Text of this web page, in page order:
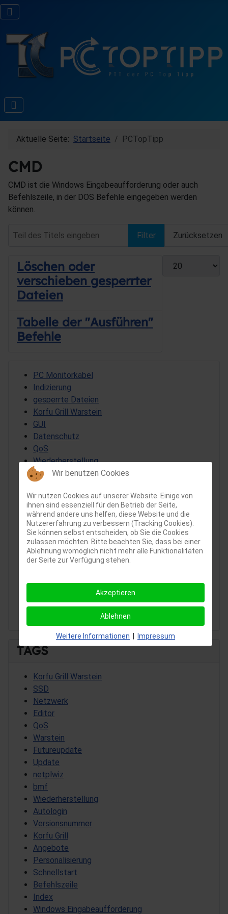
Aktuelle Seite: Startseite PCTopTipp
CMD
CMD ist die Windows Eingabeaufforderung oder auch
Befehlszeile, in der DOS Befehle eingegeben werden
können.
Filter Zurücksetzen
Anzeige #
Löschen oder
verschieben gesperrter
Dateien
Tabelle der "Ausführen"
Befehle
PC Monitorkabel
Indizierung
gesperrte Dateien
Korfu Grill Warstein
GUI
Datenschutz
QoS
Wiederherstellung
Sichtigvor
netplwiz
Windows Eingabeaufforderung
Futureupdate
Kaltstart
Explorer
Grillstube Korfu in Sichtigvor
Freigaben
Registrierungseditor
TAGS
Korfu Grill Warstein
SSD
Netzwerk
Editor
QoS
Warstein
Futureupdate
Update
netplwiz
bmf
Wiederherstellung
Autologin
Versionsnummer
Korfu Grill
Angebote
Personalisierung
Schnellstart
Befehlszeile
Index
Windows Eingabeaufforderung
Wir benutzen Cookies
Wir nutzen Cookies auf unserer Website. Einige von
ihnen sind essenziell für den Betrieb der Seite,
während andere uns helfen, diese Website und die
Nutzererfahrung zu verbessern (Tracking Cookies).
Sie können selbst entscheiden, ob Sie die Cookies
zulassen möchten. Bitte beachten Sie, dass bei einer
Ablehnung womöglich nicht mehr alle Funktionalitäten
der Seite zur Verfügung stehen.
Akzeptieren
Ablehnen
Weitere Informationen Impressum